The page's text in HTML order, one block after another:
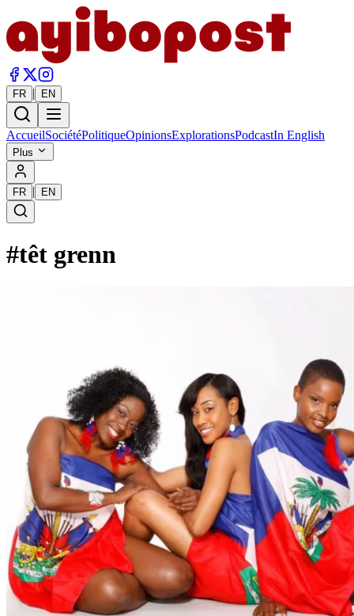
FR | EN
AccueilSociétéPolitiqueOpinionsExplorationsPodcastIn English
Plus
FR | EN
#têt grenn